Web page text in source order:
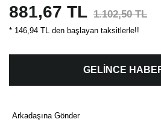
881,67 TL 1.102,50 TL
* 146,94 TL den başlayan taksitlerle!!
GELİNCE
Arkadaşına Gönder